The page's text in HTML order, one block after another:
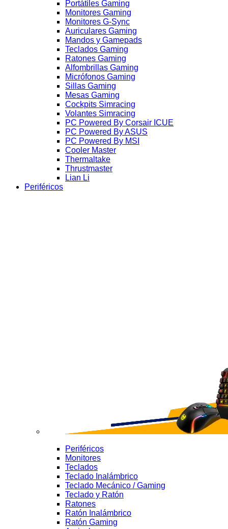
Portátiles Gaming
Monitores Gaming
Monitores G-Sync
Auriculares Gaming
Mandos y Gamepads
Teclados Gaming
Ratones Gaming
Alfombrillas Gaming
Micrófonos Gaming
Sillas Gaming
Mesas Gaming
Cockpits Simracing
Volantes Simracing
PC Powered By Corsair ICUE
PC Powered By ASUS
PC Powered By MSI
Cooler Master
Thermaltake
Thrustmaster
Lian Li
Periféricos
Periféricos
Monitores
Teclados
Teclado Inalámbrico
Teclado Mecánico / Gaming
Teclado y Ratón
Ratones
Ratón Inalámbrico
Ratón Gaming